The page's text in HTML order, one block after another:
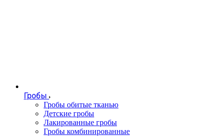
Гробы
Гробы обитые тканью
Детские гробы
Лакированные гробы
Гробы комбинированные